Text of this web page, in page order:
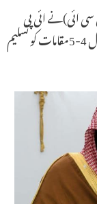
سی ائی)نے ائی پی
ایل 2021کی مہمان نوازی کے لئے حیدرآباد کے بشمول 4-5مقامات کو تسلیم